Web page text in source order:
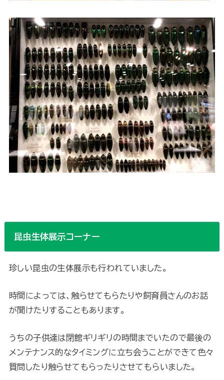
昆虫生体展示コーナー
珍しい昆虫の生体展示も行われていました。
時間によっては、触らせてもらたりや飼育員さんのお話
が聞けたりすることもあります。
うちの子供達は閉館ギリギリの時間までいたので最後の
メンテナンス的なタイミングに立ち会うことができて色々
質問したり触らせてもらったりさせてもらいました。